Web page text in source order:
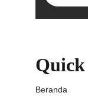
Beranda